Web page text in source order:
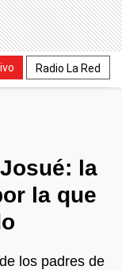
Radio La Red
la
la que
los padres de